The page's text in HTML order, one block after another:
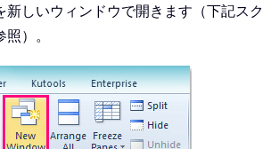
新しいウィンドウで開きます（下記スク
）。